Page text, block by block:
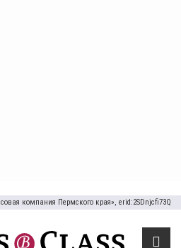
компания Пермского края», erid:2SDnjcfi73Q